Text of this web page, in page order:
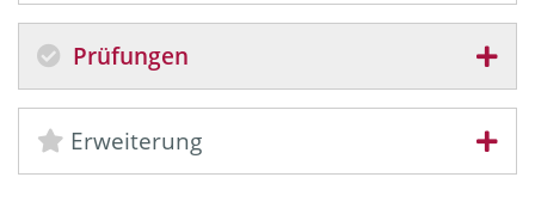
Prüfungen
Erweiterung